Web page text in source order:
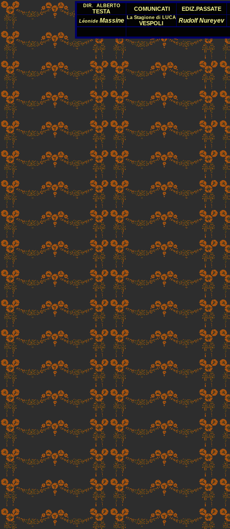
DIR. ALBERTO
TESTA COMUNICATI EDIZ.PASSATE
LéonideMassine La Stagione di LUCA
VESPOLI RudolfNureyev